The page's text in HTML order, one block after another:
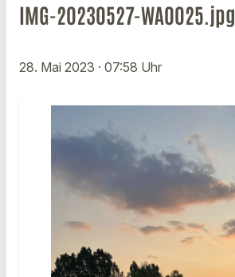
IMG-20230527-WA0025.jpg
28. Mai 2023 · 07:58 Uhr